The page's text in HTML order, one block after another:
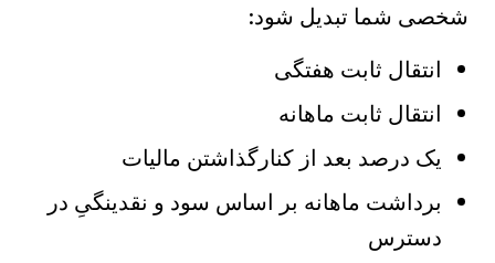
شخصی شما تبدیل شود:
انتقال ثابت هفتگی
انتقال ثابت ماهانه
یک درصد بعد از کنارگذاشتن مالیات
برداشت ماهانه بر اساس سود و نقدینگیِ در
دسترس